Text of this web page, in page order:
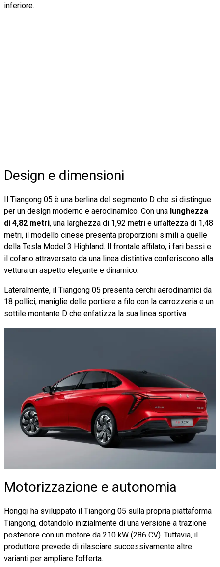
inferiore.
Design e dimensioni
Il Tiangong 05 è una berlina del segmento D che si distingue
per un design moderno e aerodinamico. Con una lunghezza
di 4,82 metri, una larghezza di 1,92 metri e un’altezza di 1,48
metri, il modello cinese presenta proporzioni simili a quelle
della Tesla Model 3 Highland. Il frontale affilato, i fari bassi e
il cofano attraversato da una linea distintiva conferiscono alla
vettura un aspetto elegante e dinamico.
Lateralmente, il Tiangong 05 presenta cerchi aerodinamici da
18 pollici, maniglie delle portiere a filo con la carrozzeria e un
sottile montante D che enfatizza la sua linea sportiva.
Motorizzazione e autonomia
Hongqi ha sviluppato il Tiangong 05 sulla propria piattaforma
Tiangong, dotandolo inizialmente di una versione a trazione
posteriore con un motore da 210 kW (286 CV). Tuttavia, il
produttore prevede di rilasciare successivamente altre
varianti per ampliare l’offerta.